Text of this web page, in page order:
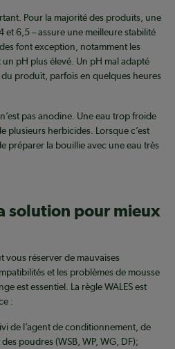
Pour la majorité des produits, une
et 6,5 – assure une meilleure stabilité
font exception, notamment les
pH plus élevé. Un pH mal adapté
produit, parfois en quelques heures
pas anodine. Une eau trop froide
plusieurs herbicides. Lorsque c’est
préparer la bouillie avec une eau très
solution pour mieux
vous réserver de mauvaises
et les problèmes de mousse
est essentiel. La règle WALES est
:
de l’agent de conditionnement, de
poudres (WSB, WP, WG, DF);